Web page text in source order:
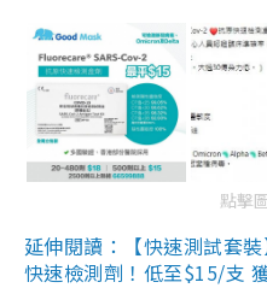
點擊
延伸閱讀：【快速測試套
快速檢測劑！低至$15/支